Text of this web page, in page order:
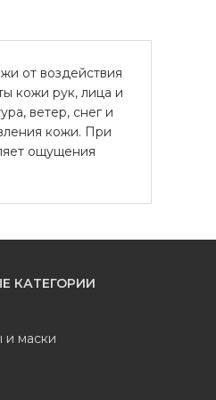
от воздействия
кожи рук, лица и
ветер, снег и
кожи. При
ощущения
КАТЕГОРИИ
и маски